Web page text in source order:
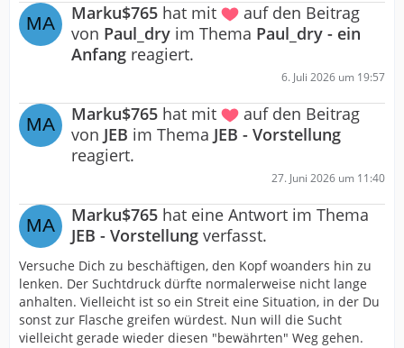
Marku$765 hat mit
auf den Beitrag
von Paul_dry im Thema Paul_dry - ein
Anfang reagiert.
6. Juli 2026 um 19:57
Marku$765 hat mit
auf den Beitrag
von JEB im Thema JEB - Vorstellung
reagiert.
27. Juni 2026 um 11:40
Marku$765 hat eine Antwort im Thema
JEB - Vorstellung verfasst.
Versuche Dich zu beschäftigen, den Kopf woanders hin zu
lenken. Der Suchtdruck dürfte normalerweise nicht lange
anhalten. Vielleicht ist so ein Streit eine Situation, in der Du
sonst zur Flasche greifen würdest. Nun will die Sucht
vielleicht gerade wieder diesen "bewährten" Weg gehen.